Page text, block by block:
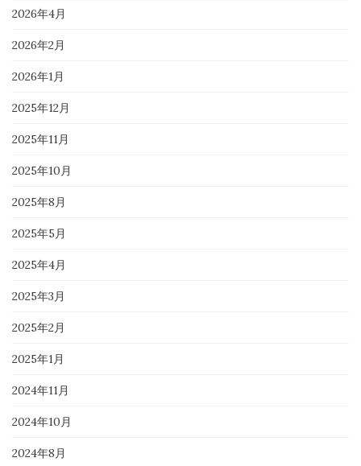
2026年4月
2026年2月
2026年1月
2025年12月
2025年11月
2025年10月
2025年8月
2025年5月
2025年4月
2025年3月
2025年2月
2025年1月
2024年11月
2024年10月
2024年8月